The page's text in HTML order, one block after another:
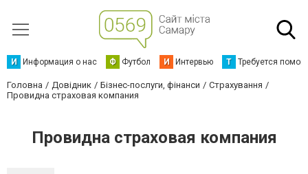
И Информация о нас Ф Футбол И Интервью Т Требуется
Головна Довідник Бізнес-послуги, фінанси
Страхування
Провидна страховая компания
Провидна страховая компания